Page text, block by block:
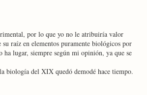
por lo que yo no le atribuiría valor
raíz en elementos puramente biológicos por
lugar, siempre según mi opinión, ya que se
biología del XIX quedó demodé hace tiempo.